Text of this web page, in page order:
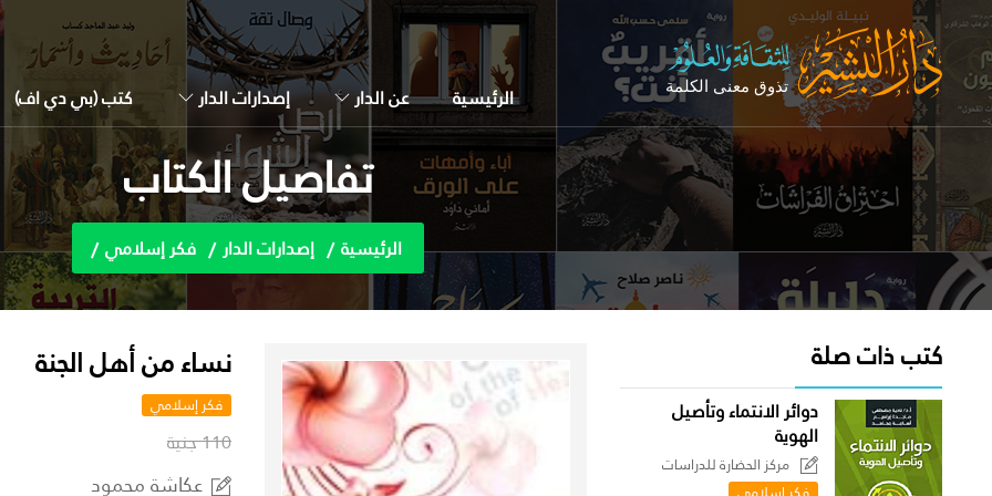
الرئيسية عن الدار إصدارات الدار كتب (بي دي اف)
تفاصيل الكتاب
الرئيسية إصدارات الدار فكر إسلامي
كتب ذات صلة
دوائر الانتماء وتأصيل
الهوية
مركز الحضارة للدراسات
السياسية
نساء من أهل الجنة
فكر إسلامي
110 جنية
عكاشة محمود